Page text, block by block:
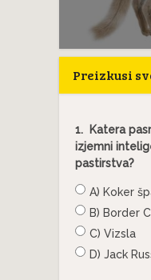
Preizkusi
1. Katera
izjemni
pastirstva?
A) Koker
B) Border
C) Vizsla
D) Jack